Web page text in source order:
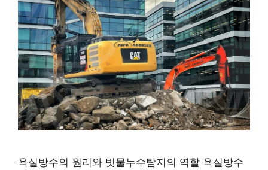
욕실방수의 원리와 빗물누수탐지의 역할 욕실방수